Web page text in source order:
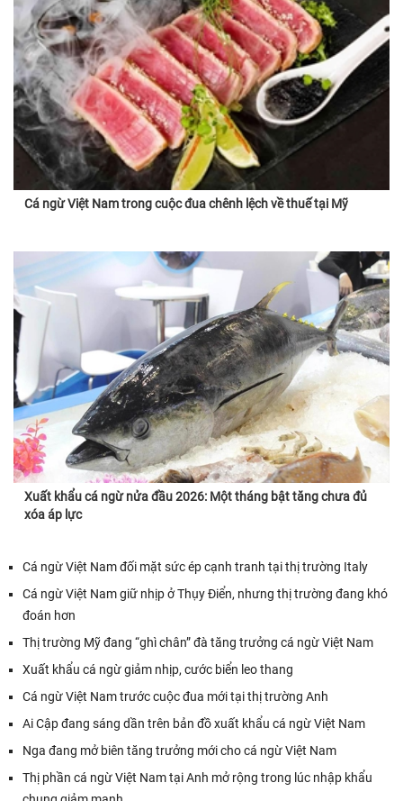
Cá ngừ Việt Nam trong cuộc đua chênh lệch về thuế tại Mỹ
Xuất khẩu cá ngừ nửa đầu 2026: Một tháng bật tăng chưa đủ
xóa áp lực
Cá ngừ Việt Nam đối mặt sức ép cạnh tranh tại thị trường Italy
Cá ngừ Việt Nam giữ nhịp ở Thụy Điển, nhưng thị trường đang khó
đoán hơn
Thị trường Mỹ đang “ghì chân” đà tăng trưởng cá ngừ Việt Nam
Xuất khẩu cá ngừ giảm nhịp, cước biển leo thang
Cá ngừ Việt Nam trước cuộc đua mới tại thị trường Anh
Ai Cập đang sáng dần trên bản đồ xuất khẩu cá ngừ Việt Nam
Nga đang mở biên tăng trưởng mới cho cá ngừ Việt Nam
Thị phần cá ngừ Việt Nam tại Anh mở rộng trong lúc nhập khẩu